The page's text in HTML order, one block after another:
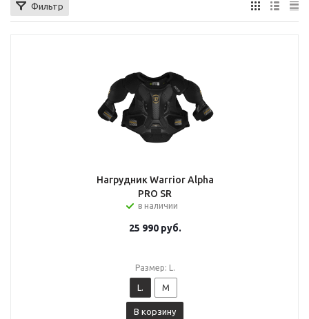
Фильтр
Нагрудник Warrior Alpha
PRO SR
в наличии
25 990руб.
Размер: L.
L. M
В корзину